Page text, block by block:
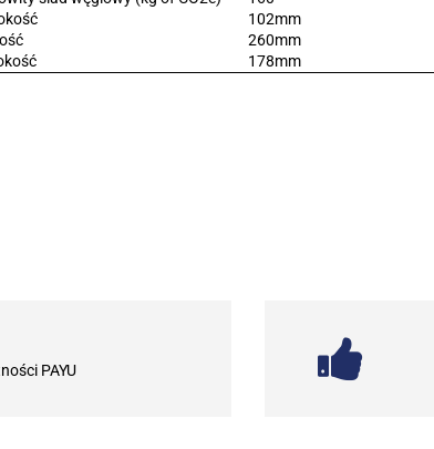
102mm
260mm
178mm
PAYU